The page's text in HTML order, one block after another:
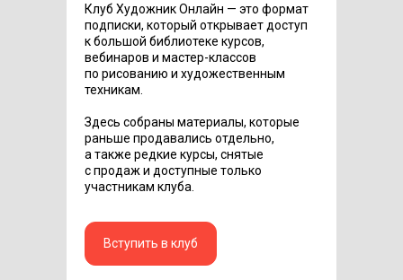
Клуб Художник Онлайн — это формат
подписки, который открывает доступ
к большой библиотеке курсов,
вебинаров и мастер-классов
по рисованию и художественным
техникам.
Здесь собраны материалы, которые
раньше продавались отдельно,
а также редкие курсы, снятые
с продаж и доступные только
участникам клуба.
Вступить в клуб